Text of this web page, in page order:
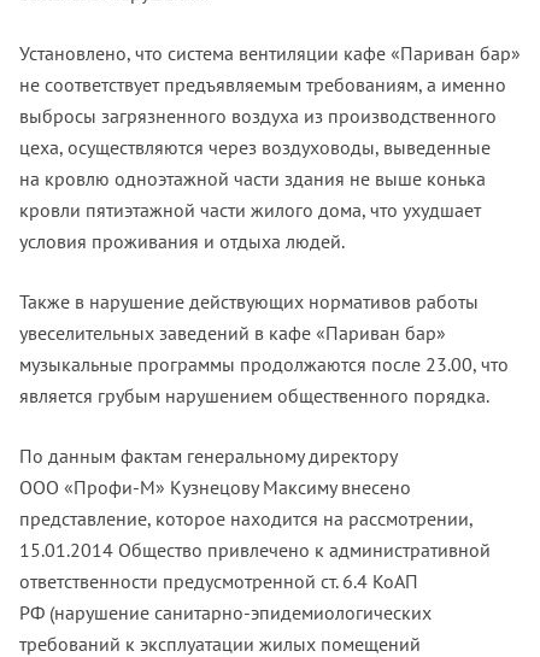
Установлено, что система вентиляции кафе «Париван бар»
не соответствует предъявляемым требованиям, а именно
выбросы загрязненного воздуха из производственного
цеха, осуществляются через воздуховоды, выведенные
на кровлю одноэтажной части здания не выше конька
кровли пятиэтажной части жилого дома, что ухудшает
условия проживания и отдыха людей.
Также в нарушение действующих нормативов работы
увеселительных заведений в кафе «Париван бар»
музыкальные программы продолжаются после 23.00, что
является грубым нарушением общественного порядка.
По данным фактам генеральному директору
ООО «Профи-М» Кузнецову Максиму внесено
представление, которое находится на рассмотрении,
15.01.2014 Общество привлечено к административной
ответственности предусмотренной ст. 6.4 КоАП
РФ (нарушение санитарно-эпидемиологических
требований к эксплуатации жилых помещений